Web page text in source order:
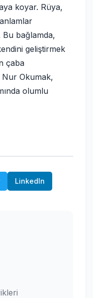
koyar. Rüya,
Bu bağlamda,
geliştirmek
çaba
Nur Okumak,
olumlu
LinkedIn